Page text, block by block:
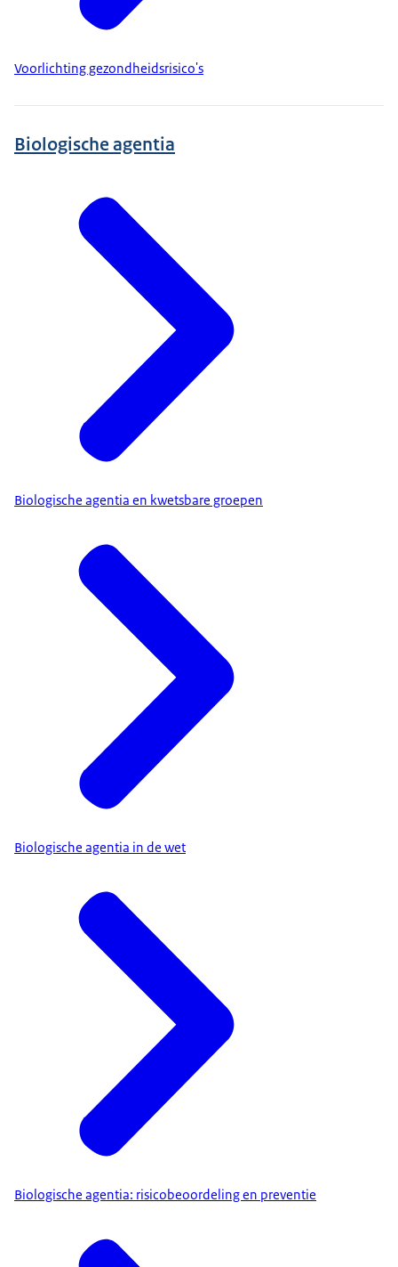
Voorlichting gezondheidsrisico's
Biologische agentia
Biologische agentia en kwetsbare groepen
Biologische agentia in de wet
Biologische agentia: risicobeoordeling en preventie